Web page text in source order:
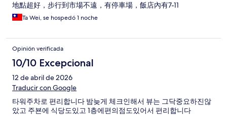
地點超好，步行到市場不遠，有停車場，飯店內有7-11
Ta Wei, se hospedó 1 noche
Opinión verificada
10/10 Excepcional
12 de abril de 2026
Traducir con Google
타워주차로 편리합니다 밤늦게 체크인해서 뷰는 그닥중요하진않
았고 주뵨에 식당도있고 1층에편의점도있어서 편리합니다